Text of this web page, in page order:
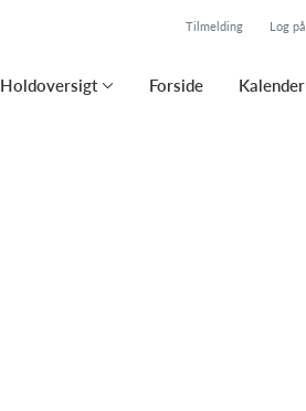
Tilmelding Log på
Holdoversigt Forside Kalender